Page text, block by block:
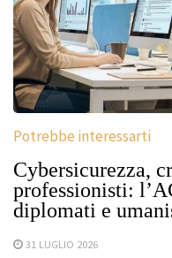
Potrebbe interessarti
Cybersicurezza,
professionisti:
diplomati e
31 LUGLIO 2026